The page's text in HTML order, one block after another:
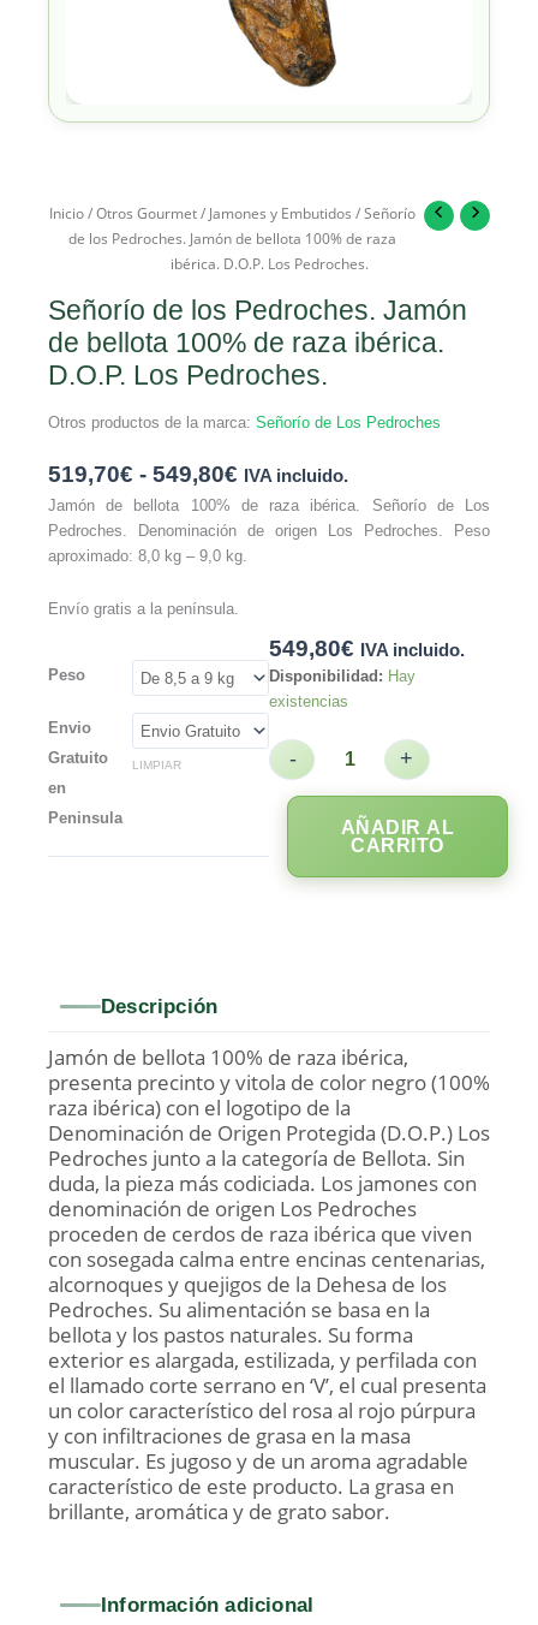
Inicio/Otros Gourmet/ Jamones y Embutidos / Señorío
de los Pedroches. Jamón de bellota 100% de raza
ibérica. D.O.P. Los Pedroches.
Señorío de los Pedroches. Jamón
de bellota 100% de raza ibérica.
D.O.P. Los Pedroches.
Otros productos de la marca: Señorío de Los Pedroches
519,70€ - 549,80€ IVA incluido.
Jamón de bellota 100% de raza ibérica. Señorío de Los
Pedroches. Denominación de origen Los Pedroches. Peso
aproximado: 8,0 kg – 9,0 kg.
Envío gratis a la península.
Peso
Envio
Gratuito
en
Peninsula
LIMPIAR
549,80€ IVA incluido.
Disponibilidad: Hay
existencias
- +
AÑADIR AL
CARRITO
Descripción
Jamón de bellota 100% de raza ibérica,
presenta precinto y vitola de color negro (100%
raza ibérica) con el logotipo de la
Denominación de Origen Protegida (D.O.P.) Los
Pedroches junto a la categoría de Bellota. Sin
duda, la pieza más codiciada. Los jamones con
denominación de origen Los Pedroches
proceden de cerdos de raza ibérica que viven
con sosegada calma entre encinas centenarias,
alcornoques y quejigos de la Dehesa de los
Pedroches. Su alimentación se basa en la
bellota y los pastos naturales. Su forma
exterior es alargada, estilizada, y perfilada con
el llamado corte serrano en ‘V’, el cual presenta
un color característico del rosa al rojo púrpura
y con infiltraciones de grasa en la masa
muscular. Es jugoso y de un aroma agradable
característico de este producto. La grasa en
brillante, aromática y de grato sabor.
Información adicional